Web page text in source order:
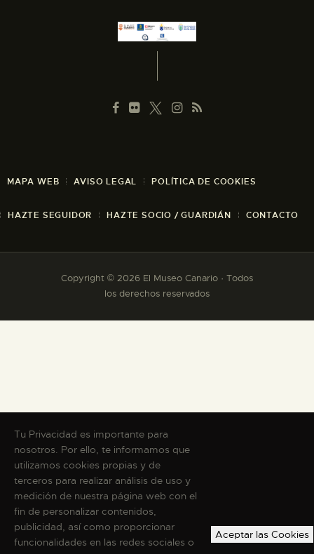
MAPA WEB AVISO LEGAL POLÍTICA DE COOKIES
HAZTE SEGUIDOR HAZTE SOCIO / GUARDIÁN CONTACTO
Copyright © 2026 El Museo Canario · Todos
los derechos reservados
Tu Privacidad es importante para
nosotros. Por ello, te informamos que
utilizamos cookies propias y de
terceros para realizar análisis de uso y
medición de nuestra página web con el
fin de personalizar contenidos,
publicidad, así como proporcionar
funcionalidades en las redes sociales o
Aceptar las Cookies